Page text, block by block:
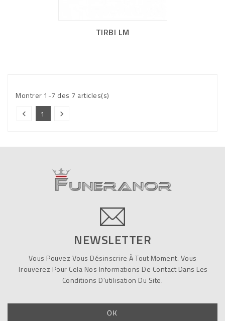
TIRBI LM
Montrer 1-7 des 7 articles(s)
 1 
NEWSLETTER
Vous Pouvez Vous Désinscrire À Tout Moment. Vous
Trouverez Pour Cela Nos Informations De Contact Dans Les
Conditions D'utilisation Du Site.